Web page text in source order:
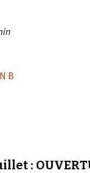
B
: